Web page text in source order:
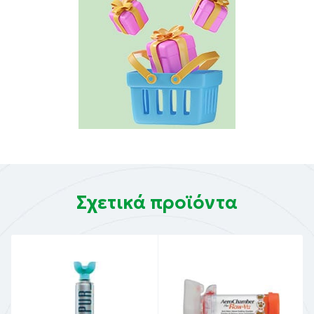
Αυτός ο αεροθάλαμος μπορεί να χρησιμοποιηθεί
αμέσως μετά το άνοιγμα της συσκευασίας. Εξετάστε
προσεκτικά τον αεροθάλαμο και αφαιρέστε τυχόν
ξένα αντικείμενα. Κάντε άμεσα αντικατάσταση εάν
υπάρχουν κατεστραμμένα μέρη ή στην περίπτωση
Εισαγάγετε τη συσκευή εισπνοής στο οπίσθιο τμήμα
στόμα σας και κλείστε τα χείλη σας γύρω του για να
εξασφαλίσετε αποτελεσματική εφαρμογή.
Εκπνεύστε και στη συνέχεια πιέστε την συσκευή
εισπνοής μία φορά στην αρχή μιας αργής εισπνοής.
Εισπνεύστε αργά και βαθιά μέσω του αεροθαλάμου
Σχετικά προϊόντα